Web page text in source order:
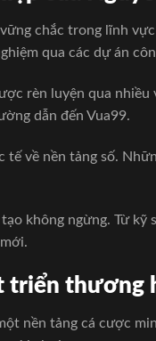
chắc trong lĩnh
qua các dự án
rèn luyện qua
dẫn đến Vua99.
tế về nền tảng số.
không ngừng. Từ
triển thương
nền tảng cá cược